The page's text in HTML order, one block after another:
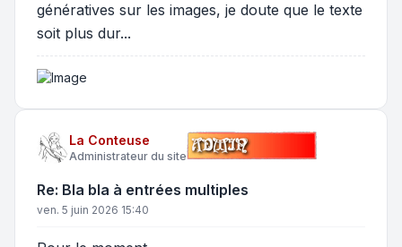
génératives sur les images, je doute que le texte
soit plus dur...
La Conteuse
Administrateur du site
Re: Bla bla à entrées multiples
ven. 5 juin 2026 15:40